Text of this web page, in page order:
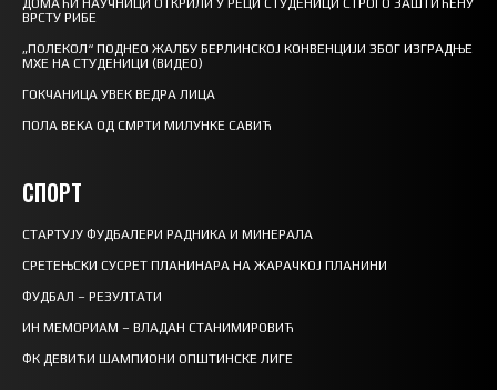
ДОМАЋИ НАУЧНИЦИ ОТКРИЛИ У РЕЦИ СТУДЕНИЦИ СТРОГО ЗАШТИЋЕНУ
ВРСТУ РИБЕ
„ПОЛЕКОЛ“ ПОДНЕО ЖАЛБУ БЕРЛИНСКОЈ КОНВЕНЦИЈИ ЗБОГ ИЗГРАДЊЕ
МХЕ НА СТУДЕНИЦИ (ВИДЕО)
ГОКЧАНИЦА УВЕК ВЕДРА ЛИЦА
ПОЛА ВЕКА ОД СМРТИ МИЛУНКЕ САВИЋ
СПОРТ
СТАРТУЈУ ФУДБАЛЕРИ РАДНИКА И МИНЕРАЛА
СРЕТЕЊСКИ СУСРЕТ ПЛАНИНАРА НА ЖАРАЧКОЈ ПЛАНИНИ
ФУДБАЛ – РЕЗУЛТАТИ
ИН МЕМОРИАМ – ВЛАДАН СТАНИМИРОВИЋ
ФК ДЕВИЋИ ШАМПИОНИ ОПШТИНСКЕ ЛИГЕ